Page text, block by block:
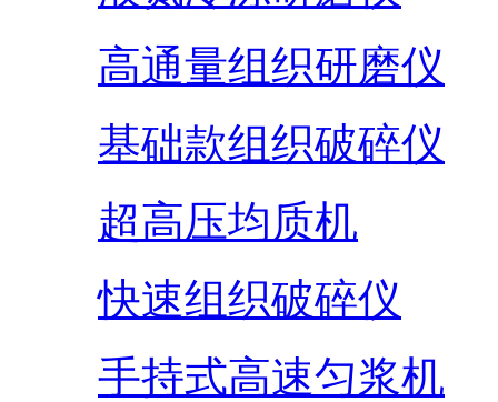
高通量组织研磨仪
基础款组织破碎仪
超高压均质机
快速组织破碎仪
手持式高速匀浆机